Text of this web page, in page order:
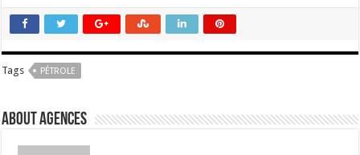
Tags PÉTROLE
About Agences